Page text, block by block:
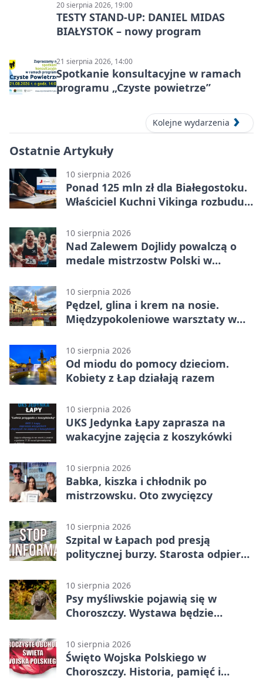
20 sierpnia 2026, 19:00
TESTY STAND-UP: DANIEL MIDAS
BIAŁYSTOK – nowy program
21 sierpnia 2026, 14:00
Spotkanie konsultacyjne w ramach
programu „Czyste powietrze”
Kolejne wydarzenia
Ostatnie Artykuły
10 sierpnia 2026
Ponad 125 mln zł dla Białegostoku.
Właściciel Kuchni Vikinga rozbuduje
10 sierpnia 2026
Nad Zalewem Dojlidy powalczą o
medale mistrzostw Polski w
10 sierpnia 2026
Pędzel, glina i krem na nosie.
Międzypokoleniowe warsztaty w
10 sierpnia 2026
Od miodu do pomocy dzieciom.
Kobiety z Łap działają razem
10 sierpnia 2026
UKS Jedynka Łapy zaprasza na
wakacyjne zajęcia z koszykówki
10 sierpnia 2026
Babka, kiszka i chłodnik po
mistrzowsku. Oto zwycięzcy
10 sierpnia 2026
Szpital w Łapach pod presją
politycznej burzy. Starosta odpiera
10 sierpnia 2026
Psy myśliwskie pojawią się w
Choroszczy. Wystawa będzie
10 sierpnia 2026
Święto Wojska Polskiego w
Choroszczy. Historia, pamięć i